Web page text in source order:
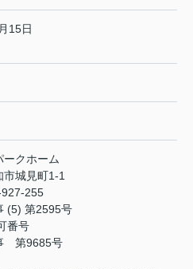
15日
ークホーム
市城見町1-1
255
(5) 第2595号
番号
第9685号